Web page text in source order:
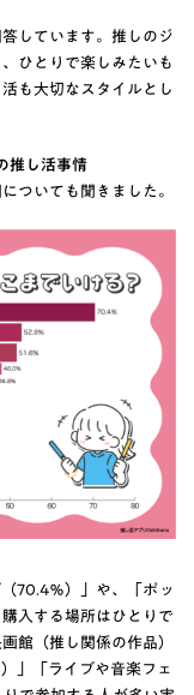
しています。推しのジ
ひとりで楽しみたいも
も大切なスタイルとし
推し活事情
ついても聞きました。
70.4％）」や、「ポッ
入する場所はひとりで
館（推し関係の作品）
」「ライブや音楽フェ